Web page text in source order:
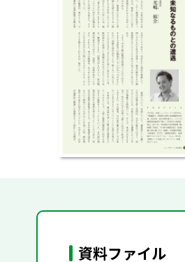
資料ファイル